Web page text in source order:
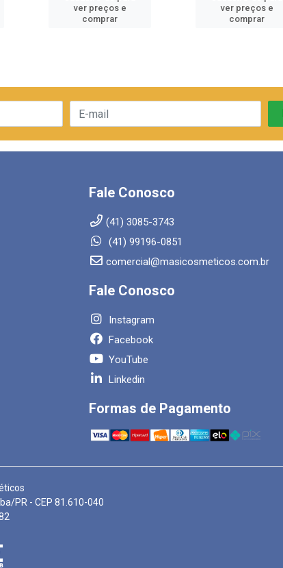
ver preços e
comprar
ver preços e
comprar
Fale Conosco
(41) 3085-3743
(41) 99196-0851
comercial@masicosmeticos.com.br
Fale Conosco
Instagram
Facebook
YouTube
Linkedin
Formas de Pagamento
PR - CEP 81.610-040